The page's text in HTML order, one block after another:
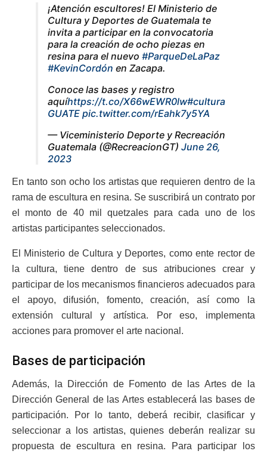
¡Atención escultores! El Ministerio de
Cultura y Deportes de Guatemala te
invita a participar en la convocatoria
para la creación de ocho piezas en
resina para el nuevo #ParqueDeLaPaz
#KevinCordón en Zacapa.
Conoce las bases y registro
aquíhttps://t.co/X66wEWR0lw#cultura
GUATE pic.twitter.com/rEahk7y5YA
— Viceministerio Deporte y Recreación
Guatemala (@RecreacionGT) June 26,
2023
En tanto son ocho los artistas que requieren dentro de la
rama de escultura en resina. Se suscribirá un contrato por
el monto de 40 mil quetzales para cada uno de los
artistas participantes seleccionados.
El Ministerio de Cultura y Deportes, como ente rector de
la cultura, tiene dentro de sus atribuciones crear y
participar de los mecanismos financieros adecuados para
el apoyo, difusión, fomento, creación, así como la
extensión cultural y artística. Por eso, implementa
acciones para promover el arte nacional.
Bases de participación
Además, la Dirección de Fomento de las Artes de la
Dirección General de las Artes establecerá las bases de
participación. Por lo tanto, deberá recibir, clasificar y
seleccionar a los artistas, quienes deberán realizar su
propuesta de escultura en resina. Para participar los